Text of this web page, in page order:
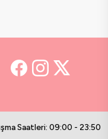
Saatleri: 09:00 - 23:50